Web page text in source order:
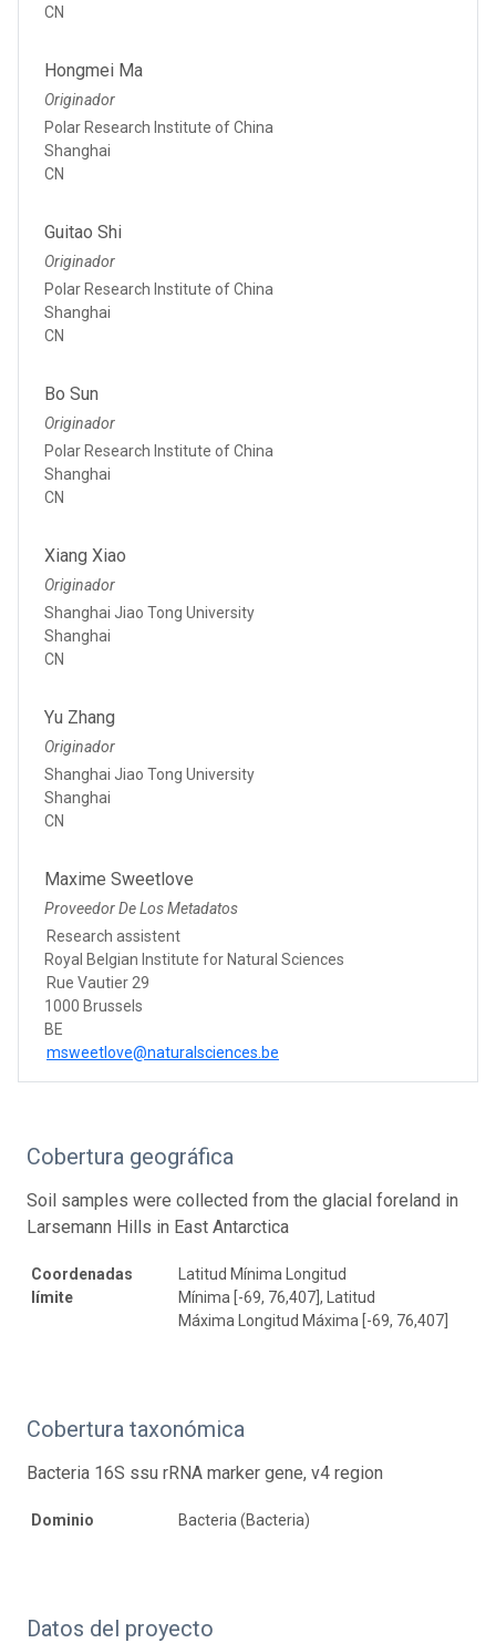
CN
Hongmei Ma
Originador
Polar Research Institute of China
Shanghai
CN
Guitao Shi
Originador
Polar Research Institute of China
Shanghai
CN
Bo Sun
Originador
Polar Research Institute of China
Shanghai
CN
Xiang Xiao
Originador
Shanghai Jiao Tong University
Shanghai
CN
Yu Zhang
Originador
Shanghai Jiao Tong University
Shanghai
CN
Maxime Sweetlove
Proveedor De Los Metadatos
Research assistent
Royal Belgian Institute for Natural Sciences
Rue Vautier 29
1000 Brussels
BE
msweetlove@naturalsciences.be
Cobertura geográfica
Soil samples were collected from the glacial foreland in
Larsemann Hills in East Antarctica
Coordenadas
límite
Latitud Mínima Longitud
Mínima [-69, 76,407], Latitud
Máxima Longitud Máxima [-69, 76,407]
Cobertura taxonómica
Bacteria 16S ssu rRNA marker gene, v4 region
Dominio Bacteria (Bacteria)
Datos del proyecto